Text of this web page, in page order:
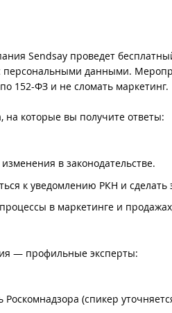
Sendsay проведет
персональными данными.
152-ФЗ и не сломать маркетинг.
на которые вы получите ответы:
в законодательстве.
к уведомлению РКН и сделать
в маркетинге и
— профильные эксперты:
Роскомнадзора (спикер